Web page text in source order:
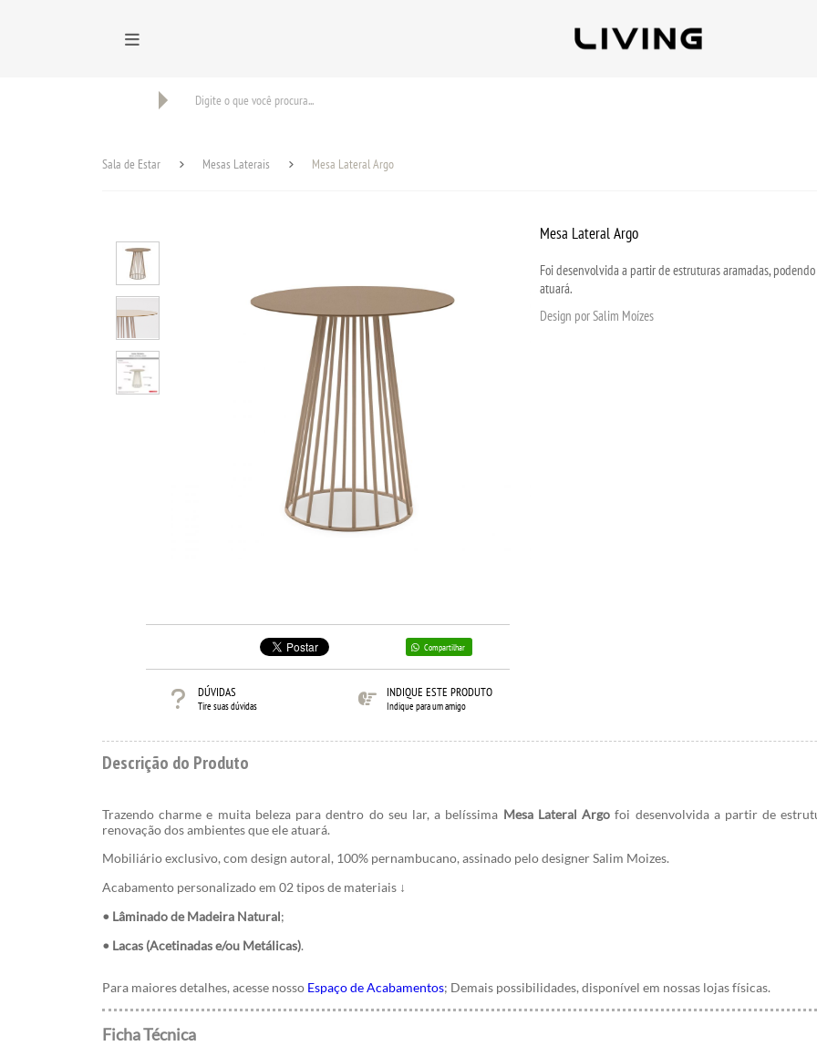
Sala de Estar Mesas Laterais Mesa Lateral Argo
Compartilhar
DÚVIDAS
Tire suas dúvidas
INDIQUE ESTE PRODUTO
Indique para um amigo
Mesa Lateral Argo
Foi desenvolvida a partir de estruturas aramadas,
atuará.
Design por Salim Moízes
Descrição do Produto
Trazendo charme e muita beleza para dentro do seu lar, a belíssima Mesa Lateral Argo foi desenvolvida a partir de
renovação dos ambientes que ele atuará.
Mobiliário exclusivo, com design autoral, 100% pernambucano, assinado pelo designer Salim Moizes.
Acabamento personalizado em 02 tipos de materiais ↓
• Lâminado de Madeira Natural;
• Lacas (Acetinadas e/ou Metálicas).
Para maiores detalhes, acesse nosso Espaço de Acabamentos; Demais possibilidades, disponível em nossas lojas físicas.
Ficha Técnica